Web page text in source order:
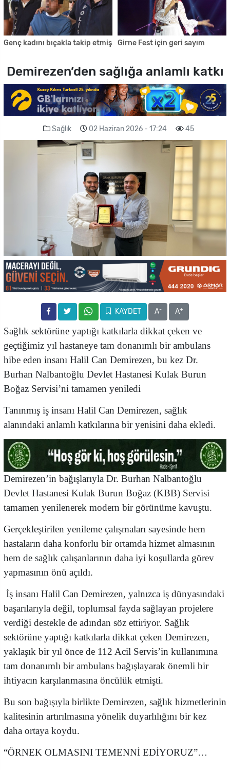
Genç kadını bıçakla takip etmiş Girne Fest için geri sayım
Demirezen’den sağlığa anlamlı katkı
Sağlık 02 Haziran 2026 - 17:24 45
KAYDET A- A+
Sağlık sektörüne yaptığı katkılarla dikkat çeken ve
geçtiğimiz yıl hastaneye tam donanımlı bir ambulans
hibe eden insanı Halil Can Demirezen, bu kez Dr.
Burhan Nalbantoğlu Devlet Hastanesi Kulak Burun
Boğaz Servisi’ni tamamen yeniledi
Tanınmış iş insanı Halil Can Demirezen, sağlık
alanındaki anlamlı katkılarına bir yenisini daha ekledi.
Demirezen’in bağışlarıyla Dr. Burhan Nalbantoğlu
Devlet Hastanesi Kulak Burun Boğaz (KBB) Servisi
tamamen yenilenerek modern bir görünüme kavuştu.
Gerçekleştirilen yenileme çalışmaları sayesinde hem
hastaların daha konforlu bir ortamda hizmet almasının
hem de sağlık çalışanlarının daha iyi koşullarda görev
yapmasının önü açıldı.
İş insanı Halil Can Demirezen, yalnızca iş dünyasındaki
başarılarıyla değil, toplumsal fayda sağlayan projelere
verdiği destekle de adından söz ettiriyor. Sağlık
sektörüne yaptığı katkılarla dikkat çeken Demirezen,
yaklaşık bir yıl önce de 112 Acil Servis’in kullanımına
tam donanımlı bir ambulans bağışlayarak önemli bir
ihtiyacın karşılanmasına öncülük etmişti.
Bu son bağışıyla birlikte Demirezen, sağlık hizmetlerinin
kalitesinin artırılmasına yönelik duyarlılığını bir kez
daha ortaya koydu.
“ÖRNEK OLMASINI TEMENNİ EDİYORUZ”…